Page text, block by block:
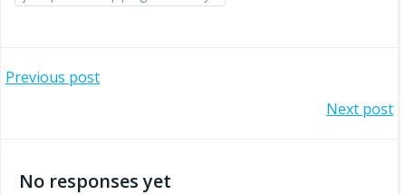
Post
Previous post
navigation
Next post
No responses yet